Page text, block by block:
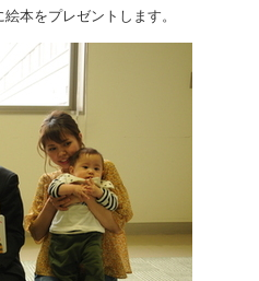
本をプレゼントします。